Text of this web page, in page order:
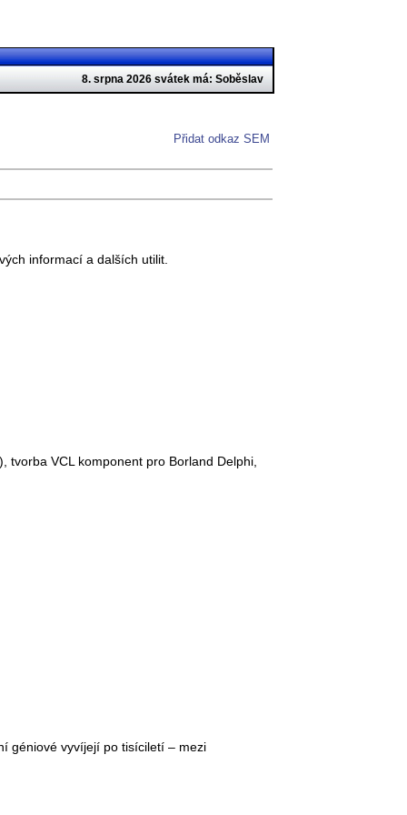
8. srpna 2026 svátek má: Soběslav
Přidat odkaz SEM
informací a dalších utilit.
tvorba VCL komponent pro Borland Delphi,
géniové vyvíjejí po tisíciletí – mezi